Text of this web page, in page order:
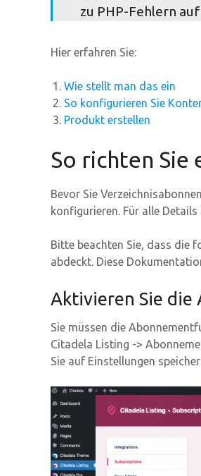
zu PHP-Fehlern
Hier erfahren Sie:
Wie stellt man das ein
So konfigurieren Sie
Produkt erstellen
So richten Sie
Bevor Sie
konfigurieren. Für alle
Bitte beachten Sie, dass die
abdeckt. Diese
Aktivieren Sie
Sie müssen die
Citadela Listing ->
Sie auf Einstellungen